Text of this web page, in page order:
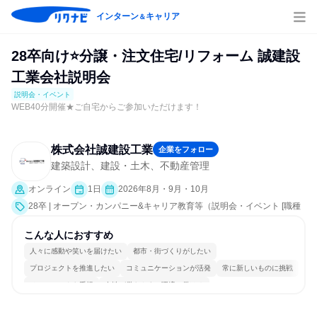
インターン＆キャリア
28卒向け⭐分譲・注文住宅/リフォーム 誠建設
工業会社説明会
説明会・イベント
WEB40分開催★ご自宅からご参加いただけます！
株式会社誠建設工業 企業をフォロー
建築設計、建設・土木、不動産管理
オンライン 1日
2026年8月・9月・10月
28卒 | オープン・カンパニー&キャリア教育等（説明会・イベント [職種
こんな人におすすめ
人々に感動や笑いを届けたい 都市・街づくりがしたい
プロジェクトを推進したい コミュニケーションが活発 常に新しいものに挑戦
チームワークを重視 女性が働きやすい環境で働ける